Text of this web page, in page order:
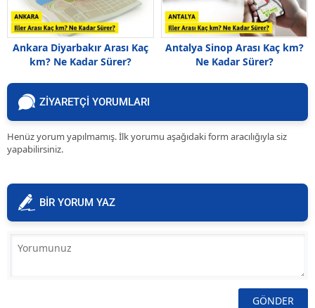
Ankara Diyarbakır Arası Kaç
km? Ne Kadar Sürer?
Antalya Sinop Arası Kaç km?
Ne Kadar Sürer?
ZİYARETÇİ YORUMLARI
Henüz yorum yapılmamış. İlk yorumu aşağıdaki form aracılığıyla siz
yapabilirsiniz.
BİR YORUM YAZ